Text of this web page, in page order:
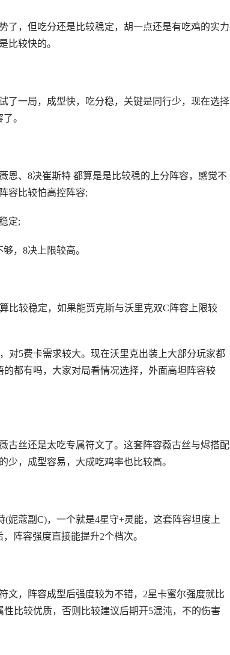
了，但吃分还是比较稳定，胡一点还是有吃鸡的实力
比较快的。
了一局，成型快，吃分稳，关键是同行少，现在选择
。
恩、8决崔斯特 都算是是比较稳的上分阵容，感觉不
容比较怕高控阵容;
定;
，8决上限较高。
比较稳定，如果能贾克斯与沃里克双C阵容上限较
对5费卡需求较大。现在沃里克出装上大部分玩家都
都有吗，大家对局看情况选择，外面高坦阵容较
古丝还是太吃专属符文了。这套阵容薇古丝与烬搭配
，成型容易，大成吃鸡率也比较高。
妮蔻副C)，一个就是4星守+灵能，这套阵容坦度上
阵容强度直接能提升2个档次。
文，阵容成型后强度较为不错，2星卡蜜尔强度就比
比较优质，否则比较建议后期开5混沌，不的伤害